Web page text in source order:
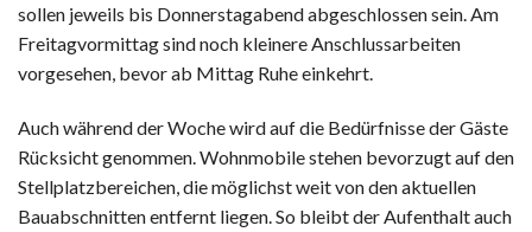
sollen jeweils bis Donnerstagabend abgeschlossen sein. Am
Freitagvormittag sind noch kleinere Anschlussarbeiten
vorgesehen, bevor ab Mittag Ruhe einkehrt.
Auch während der Woche wird auf die Bedürfnisse der Gäste
Rücksicht genommen. Wohnmobile stehen bevorzugt auf den
Stellplatzbereichen, die möglichst weit von den aktuellen
Bauabschnitten entfernt liegen. So bleibt der Aufenthalt auch